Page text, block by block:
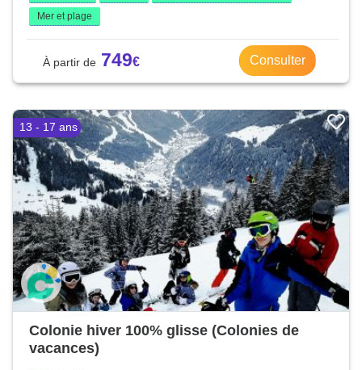
Mer et plage
749 Consulter
13 - 17 ans
Colonie hiver 100% glisse (Colonies de
vacances)